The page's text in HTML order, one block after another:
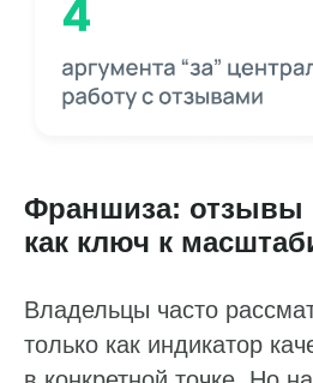
Франшиза: отзывы
как ключ к
Владельцы часто
только как индикатор